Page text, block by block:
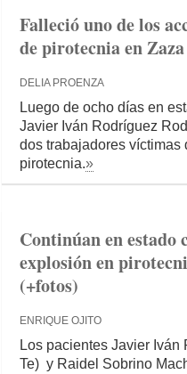
Falleció uno de los
de pirotecnia en
DELIA PROENZA
Luego de ocho días en
Javier Iván Rodríguez
dos trabajadores
pirotecnia.»
Continúan en
explosión en
(+fotos)
ENRIQUE OJITO
Los pacientes Javier Iván
Te) y Raidel Sobrino